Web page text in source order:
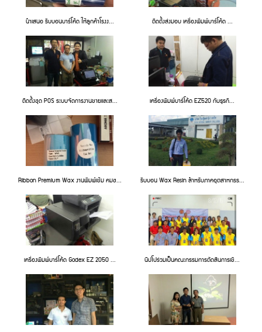
นำเสนอ ริบบอนบาร์โค้ด ให้ลูกค้าโรงง... ติดตั้งส่งมอบ เครื่องพิมพ์บาร์โค้ด ...
ติดตั้งชุด POS ระบบจัดการงานขายและส... เครื่องพิมพ์บาร์โค้ด EZ520 กับธุรกิ...
Ribbon Premium Wax งานพิมพ์เข้ม คมช... ริบบอน Wax Resin สำหรับภาคอุตสาหกรร...
เครื่องพิมพ์บาร์โค้ด Godex EZ 2050 ... นิปโปร่วมเป็นคณะกรรมการตัดสินการเขี...